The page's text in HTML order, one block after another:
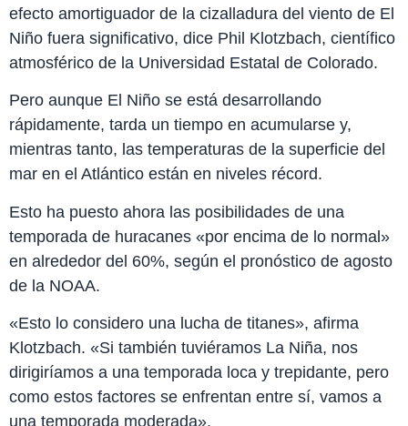
efecto amortiguador de la cizalladura del viento de El
Niño fuera significativo, dice Phil Klotzbach, científico
atmosférico de la Universidad Estatal de Colorado.
Pero aunque El Niño se está desarrollando
rápidamente, tarda un tiempo en acumularse y,
mientras tanto, las temperaturas de la superficie del
mar en el Atlántico están en niveles récord.
Esto ha puesto ahora las posibilidades de una
temporada de huracanes «por encima de lo normal»
en alrededor del 60%, según el pronóstico de agosto
de la NOAA.
«Esto lo considero una lucha de titanes», afirma
Klotzbach. «Si también tuviéramos La Niña, nos
dirigiríamos a una temporada loca y trepidante, pero
como estos factores se enfrentan entre sí, vamos a
una temporada moderada».